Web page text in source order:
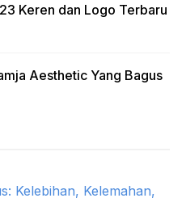
Keren dan Logo Terbaru
Aesthetic Yang Bagus
Kelebihan, Kelemahan,